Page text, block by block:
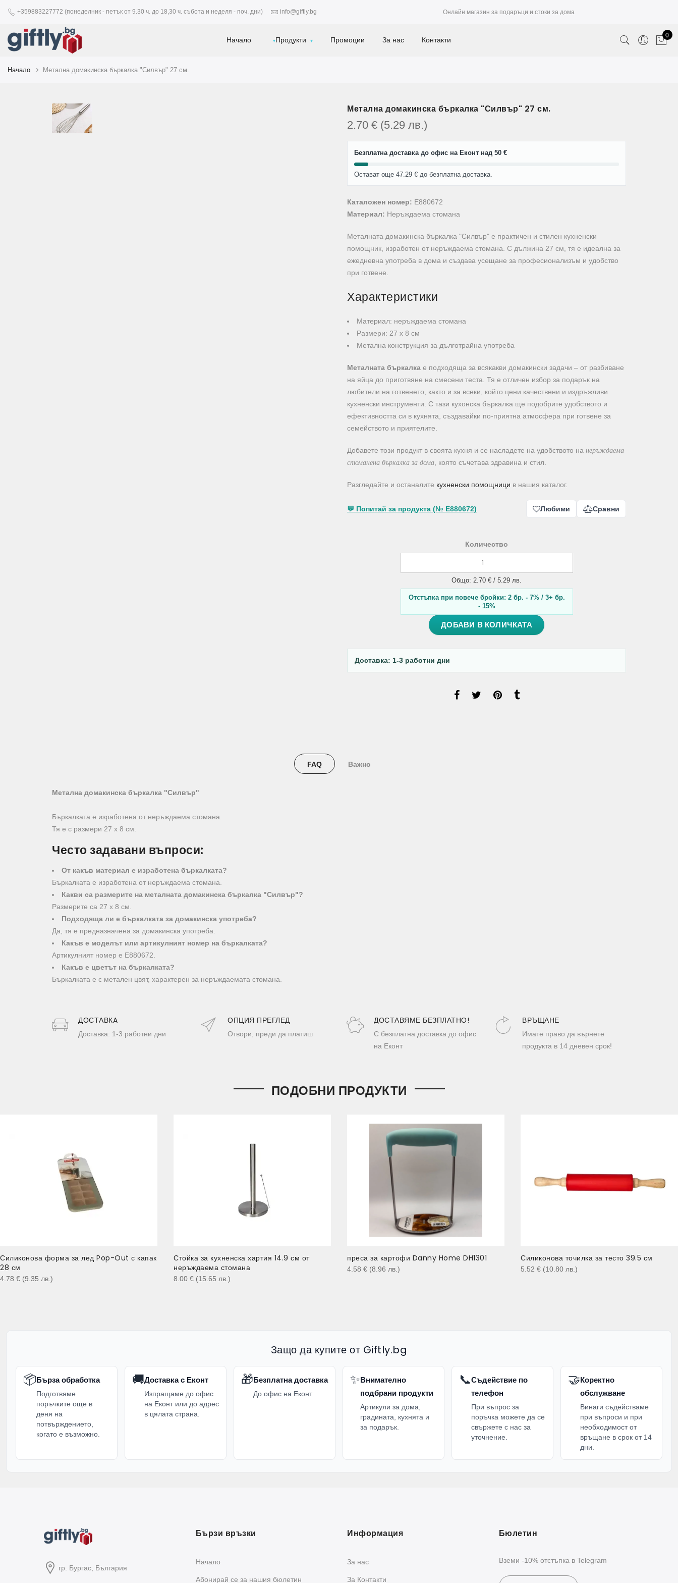
+359883227772 (понеделник - петък от 9.30 ч. до 18,30 ч. събота и неделя - поч. дни) info@giftly.bg Онлайн магазин за подаръци и стоки за дома
Начало Продукти Промоции За нас Контакти 0
Начало Метална домакинска бъркалка "Силвър" 27 см.
Метална домакинска бъркалка "Силвър" 27 см.
2.70 € (5.29 лв.)
Безплатна доставка до офис на Еконт над 50 €
Остават още 47.29 € до безплатна доставка.
Каталожен номер: E880672
Материал: Неръждаема стомана
Металната домакинска бъркалка "Силвър" е практичен и стилен кухненски
помощник, изработен от неръждаема стомана. С дължина 27 см, тя е идеална за
ежедневна употреба в дома и създава усещане за професионализъм и удобство
при готвене.
Характеристики
Материал: неръждаема стомана
Размери: 27 х 8 см
Метална конструкция за дълготрайна употреба
Металната бъркалка е подходяща за всякакви домакински задачи – от разбиване
на яйца до приготвяне на смесени теста. Тя е отличен избор за подарък на
любители на готвенето, както и за всеки, който цени качествени и издръжливи
кухненски инструменти. С тази кухонска бъркалка ще подобрите удобството и
ефективността си в кухнята, създавайки по-приятна атмосфера при готвене за
семейството и приятелите.
Добавете този продукт в своята кухня и се насладете на удобството на неръждаема
стоманена бъркалка за дома , която съчетава здравина и стил.
Разгледайте и останалите кухненски помощници в нашия каталог.
💬 Попитай за продукта (№ E880672) Любими Сравни
Количество
Общо: 2.70 € / 5.29 лв.
Отстъпка при повече бройки: 2 бр. - 7% / 3+ бр.
- 15%
ДОБАВИ В КОЛИЧКАТА
Доставка: 1-3 работни дни
FAQ Важно
Метална домакинска бъркалка "Силвър"
Бъркалката е изработена от неръждаема стомана.
Тя е с размери 27 х 8 см.
Често задавани въпроси:
От какъв материал е изработена бъркалката?
Бъркалката е изработена от неръждаема стомана.
Какви са размерите на металната домакинска бъркалка "Силвър"?
Размерите са 27 х 8 см.
Подходяща ли е бъркалката за домакинска употреба?
Да, тя е предназначена за домакинска употреба.
Какъв е моделът или артикулният номер на бъркалката?
Артикулният номер е E880672.
Какъв е цветът на бъркалката?
Бъркалката е с метален цвят, характерен за неръждаемата стомана.
ДОСТАВКA
Доставка: 1-3 работни дни
ОПЦИЯ ПРЕГЛЕД
Отвори, преди да платиш
ДОСТАВЯМЕ БЕЗПЛАТНО!
С безплатна доставка до офис
на Еконт
ВРЪЩАНЕ
Имате право да върнете
продукта в 14 дневен срок!
ПОДОБНИ ПРОДУКТИ
Силиконова форма за лед Pop-Out с капак
28 см
4.78 € (9.35 лв. )
Стойка за кухненска хартия 14.9 см от
неръждаема стомана
8.00 € (15.65 лв. )
преса за картофи Danny Home DH1301
4.58 € (8.96 лв. )
Силиконова точилка за тесто 39.5 см
5.52 € (10.80 лв. )
Защо да купите от Giftly.bg
📦Бърза обработка
Подготвяме
поръчките още в
деня на
потвърждението,
когато е възможно.
🚚Доставка с Еконт
Изпращаме до офис
на Еконт или до адрес
в цялата страна.
🎁Безплатна доставка
До офис на Еконт
✨Внимателно
подбрани продукти
Артикули за дома,
градината, кухнята и
за подарък.
📞Съдействие по
телефон
При въпрос за
поръчка можете да се
свържете с нас за
уточнение.
🤝Коректно
обслужване
Винаги съдействаме
при въпроси и при
необходимост от
връщане в срок от 14
дни.
гр. Бургас, България
Бързи връзки
Начало
Абонирай се за нашия бюлетин
Информация
За нас
За Контакти
Бюлетин
Вземи -10% отстъпка в Telegram